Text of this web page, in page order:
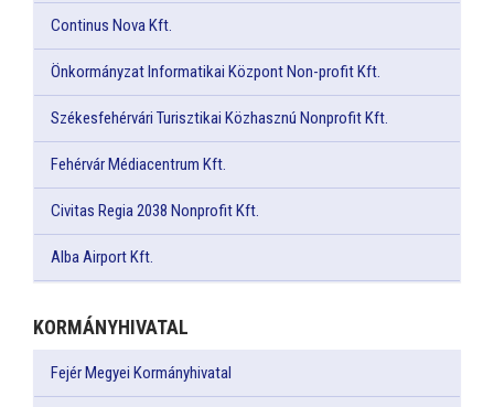
Continus Nova Kft.
Önkormányzat Informatikai Központ Non-profit Kft.
Székesfehérvári Turisztikai Közhasznú Nonprofit Kft.
Fehérvár Médiacentrum Kft.
Civitas Regia 2038 Nonprofit Kft.
Alba Airport Kft.
KORMÁNYHIVATAL
Fejér Megyei Kormányhivatal